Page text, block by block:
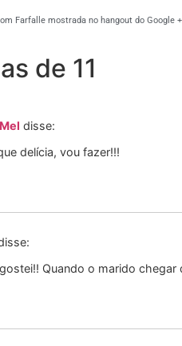
Farfalle mostrada no hangout do Google
de 11
disse:
delícia, vou fazer!!!
Quando o marido chegar